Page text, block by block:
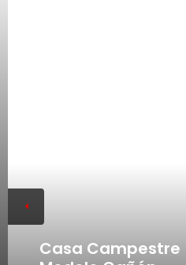
Casa Campestre